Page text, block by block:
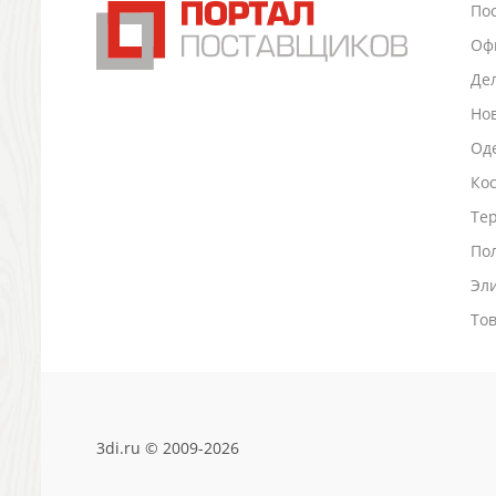
Промо
Антистрессы
Визитницы настольные
3di.ru © 2009-2026